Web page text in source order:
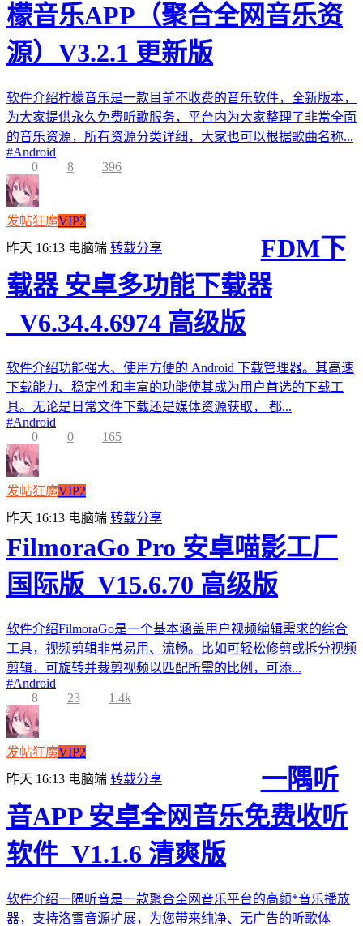
檬音乐APP（聚合全网音乐资
源）V3.2.1 更新版
软件介绍柠檬音乐是一款目前不收费的音乐软件，全新版本，
为大家提供永久免费听歌服务，平台内为大家整理了非常全面
的音乐资源，所有资源分类详细，大家也可以根据歌曲名称...
#Android
0
8 396
发帖狂魔VIP2
昨天 16:13 电脑端 转载分享
FDM下
载器 安卓多功能下载器
_V6.34.4.6974 高级版
软件介绍功能强大、使用方便的 Android 下载管理器。其高速
下载能力、稳定性和丰富的功能使其成为用户首选的下载工
具。无论是日常文件下载还是媒体资源获取， 都...
#Android
0
0 165
发帖狂魔VIP2
昨天 16:13 电脑端 转载分享
FilmoraGo Pro 安卓喵影工厂
国际版_V15.6.70 高级版
软件介绍FilmoraGo是一个基本涵盖用户视频编辑需求的综合
工具，视频剪辑非常易用、流畅。比如可轻松修剪或拆分视频
剪辑，可旋转并裁剪视频以匹配所需的比例，可添...
#Android
8
23 1.4k
发帖狂魔VIP2
昨天 16:13 电脑端 转载分享
一隅听
音APP 安卓全网音乐免费收听
软件_V1.1.6 清爽版
软件介绍一隅听音是一款聚合全网音乐平台的高颜*音乐播放
器，支持洛雪音源扩展，为您带来纯净、无广告的听歌体